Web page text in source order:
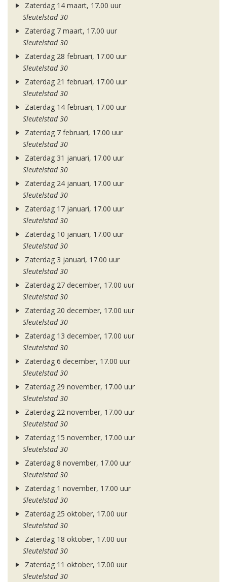
Zaterdag 14 maart, 17.00 uur
Sleutelstad 30
Zaterdag 7 maart, 17.00 uur
Sleutelstad 30
Zaterdag 28 februari, 17.00 uur
Sleutelstad 30
Zaterdag 21 februari, 17.00 uur
Sleutelstad 30
Zaterdag 14 februari, 17.00 uur
Sleutelstad 30
Zaterdag 7 februari, 17.00 uur
Sleutelstad 30
Zaterdag 31 januari, 17.00 uur
Sleutelstad 30
Zaterdag 24 januari, 17.00 uur
Sleutelstad 30
Zaterdag 17 januari, 17.00 uur
Sleutelstad 30
Zaterdag 10 januari, 17.00 uur
Sleutelstad 30
Zaterdag 3 januari, 17.00 uur
Sleutelstad 30
Zaterdag 27 december, 17.00 uur
Sleutelstad 30
Zaterdag 20 december, 17.00 uur
Sleutelstad 30
Zaterdag 13 december, 17.00 uur
Sleutelstad 30
Zaterdag 6 december, 17.00 uur
Sleutelstad 30
Zaterdag 29 november, 17.00 uur
Sleutelstad 30
Zaterdag 22 november, 17.00 uur
Sleutelstad 30
Zaterdag 15 november, 17.00 uur
Sleutelstad 30
Zaterdag 8 november, 17.00 uur
Sleutelstad 30
Zaterdag 1 november, 17.00 uur
Sleutelstad 30
Zaterdag 25 oktober, 17.00 uur
Sleutelstad 30
Zaterdag 18 oktober, 17.00 uur
Sleutelstad 30
Zaterdag 11 oktober, 17.00 uur
Sleutelstad 30